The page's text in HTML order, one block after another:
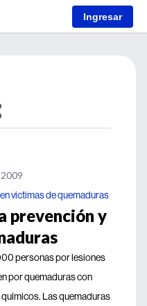
Ingresar
victimas de quemaduras
prevención y
personas por lesiones
por quemaduras con
Las quemaduras